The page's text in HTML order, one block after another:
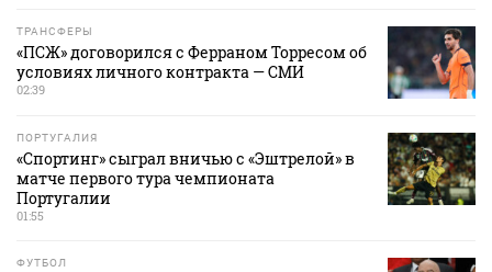
ТРАНСФЕРЫ
«ПСЖ» договорился с Ферраном Торресом об
условиях личного контракта — СМИ
02:39
ПОРТУГАЛИЯ
«Спортинг» сыграл вничью с «Эштрелой» в
матче первого тура чемпионата
Португалии
01:55
ФУТБОЛ